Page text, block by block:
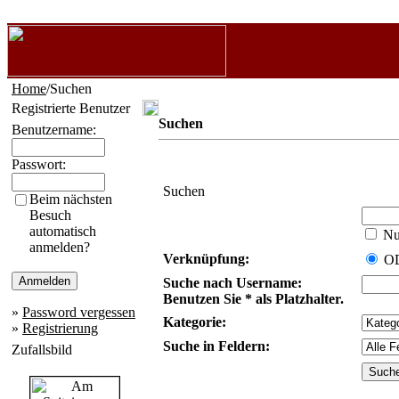
Home/Suchen
Registrierte Benutzer
Benutzername:
Passwort:
Beim nächsten
Besuch
automatisch
anmelden?
» Password vergessen
» Registrierung
Zufallsbild
Suchen
Suchen
Verknüpfung:
Suche nach Username:
Benutzen Sie * als Platzhalter.
Kategorie:
Suche in Feldern: